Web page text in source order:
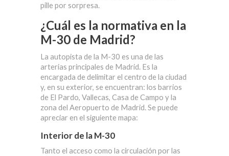
pille por sorpresa.
¿Cuál es la normativa en la
M-30 de Madrid?
La autopista de la M-30 es una de las
arterias principales de Madrid. Es la
encargada de delimitar el centro de la ciudad
y, en su exterior, se encuentran: los barrios
de El Pardo, Vallecas, Casa de Campo y la
zona del Aeropuerto de Madrid. Se puede
apreciar en el siguiente mapa:
Interior de la M-30
Tanto el acceso como la circulación por las